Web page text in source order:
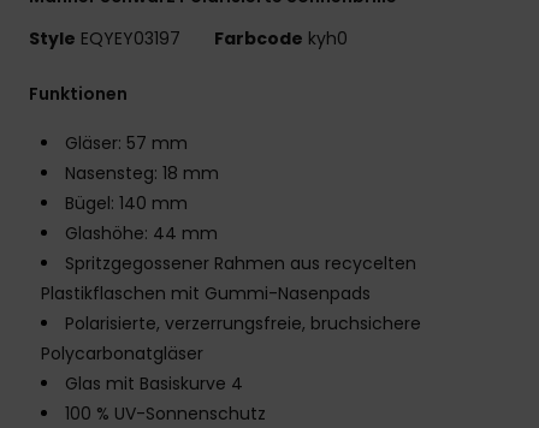
Style EQYEY03197 Farbcode kyh0
Funktionen
Gläser: 57 mm
Nasensteg: 18 mm
Bügel: 140 mm
Glashöhe: 44 mm
Spritzgegossener Rahmen aus recycelten
Plastikflaschen mit Gummi-Nasenpads
Polarisierte, verzerrungsfreie, bruchsichere
Polycarbonatgläser
Glas mit Basiskurve 4
100 % UV-Sonnenschutz